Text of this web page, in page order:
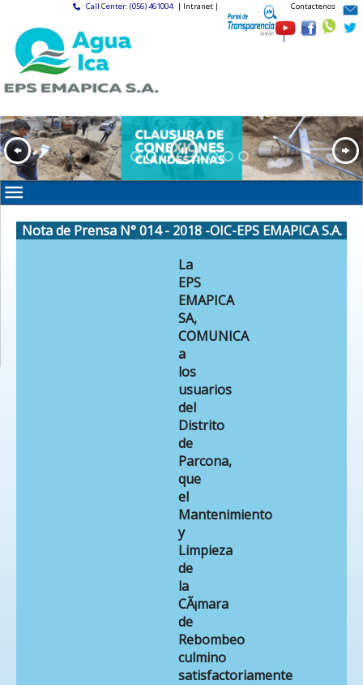
Call Center: (056) 461004 | Intranet |
|
Contactenos
Nota de Prensa N° 014 - 2018 -OIC-EPS EMAPICA S.A.
La
EPS
EMAPICA
SA,
COMUNICA
a
los
usuarios
del
Distrito
de
Parcona,
que
el
Mantenimiento
y
Limpieza
de
la
CÃ¡mara
de
Rebombeo
culmino
satisfactoriamente